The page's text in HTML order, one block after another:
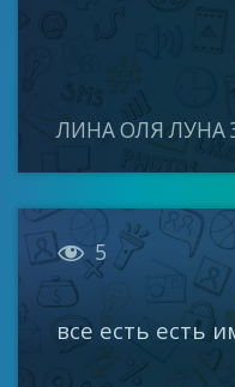
ЛИНА ОЛЯ ЛУНА
 5
все есть есть